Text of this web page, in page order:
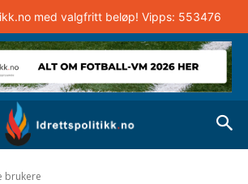
med valgfritt beløp! Vipps: 553476
brukere